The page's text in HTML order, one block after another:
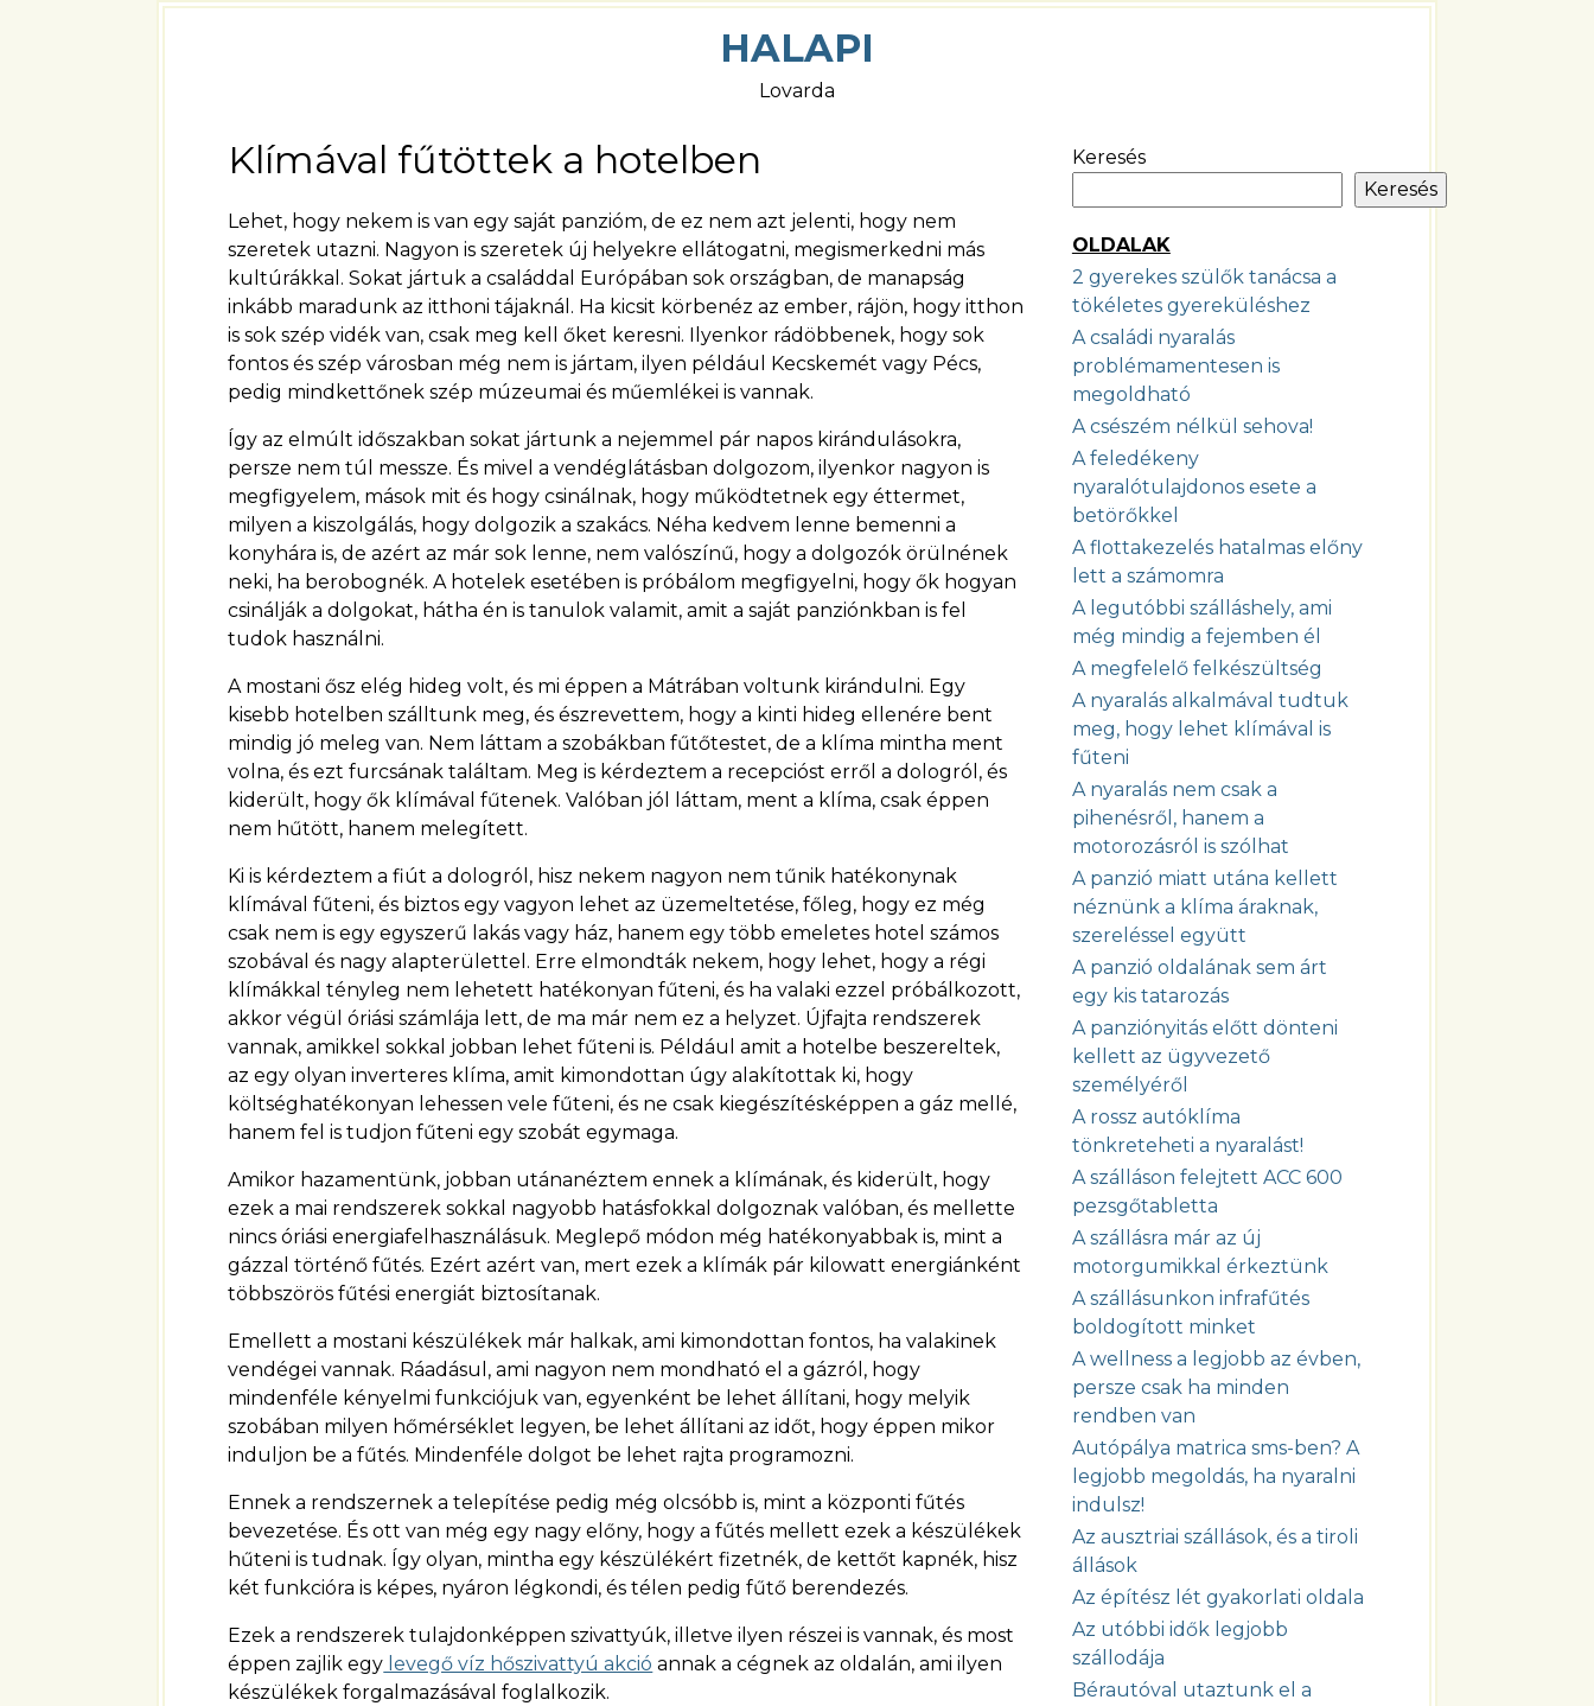
HALAPI
Lovarda
Klímával fűtöttek a hotelben
Lehet, hogy nekem is van egy saját panzióm, de ez nem azt jelenti, hogy nem
szeretek utazni. Nagyon is szeretek új helyekre ellátogatni, megismerkedni más
kultúrákkal. Sokat jártuk a családdal Európában sok országban, de manapság
inkább maradunk az itthoni tájaknál. Ha kicsit körbenéz az ember, rájön, hogy itthon
is sok szép vidék van, csak meg kell őket keresni. Ilyenkor rádöbbenek, hogy sok
fontos és szép városban még nem is jártam, ilyen például Kecskemét vagy Pécs,
pedig mindkettőnek szép múzeumai és műemlékei is vannak.
Így az elmúlt időszakban sokat jártunk a nejemmel pár napos kirándulásokra,
persze nem túl messze. És mivel a vendéglátásban dolgozom, ilyenkor nagyon is
megfigyelem, mások mit és hogy csinálnak, hogy működtetnek egy éttermet,
milyen a kiszolgálás, hogy dolgozik a szakács. Néha kedvem lenne bemenni a
konyhára is, de azért az már sok lenne, nem valószínű, hogy a dolgozók örülnének
neki, ha berobognék. A hotelek esetében is próbálom megfigyelni, hogy ők hogyan
csinálják a dolgokat, hátha én is tanulok valamit, amit a saját panziónkban is fel
tudok használni.
A mostani ősz elég hideg volt, és mi éppen a Mátrában voltunk kirándulni. Egy
kisebb hotelben szálltunk meg, és észrevettem, hogy a kinti hideg ellenére bent
mindig jó meleg van. Nem láttam a szobákban fűtőtestet, de a klíma mintha ment
volna, és ezt furcsának találtam. Meg is kérdeztem a recepcióst erről a dologról, és
kiderült, hogy ők klímával fűtenek. Valóban jól láttam, ment a klíma, csak éppen
nem hűtött, hanem melegített.
Ki is kérdeztem a fiút a dologról, hisz nekem nagyon nem tűnik hatékonynak
klímával fűteni, és biztos egy vagyon lehet az üzemeltetése, főleg, hogy ez még
csak nem is egy egyszerű lakás vagy ház, hanem egy több emeletes hotel számos
szobával és nagy alapterülettel. Erre elmondták nekem, hogy lehet, hogy a régi
klímákkal tényleg nem lehetett hatékonyan fűteni, és ha valaki ezzel próbálkozott,
akkor végül óriási számlája lett, de ma már nem ez a helyzet. Újfajta rendszerek
vannak, amikkel sokkal jobban lehet fűteni is. Például amit a hotelbe beszereltek,
az egy olyan inverteres klíma, amit kimondottan úgy alakítottak ki, hogy
költséghatékonyan lehessen vele fűteni, és ne csak kiegészítésképpen a gáz mellé,
hanem fel is tudjon fűteni egy szobát egymaga.
Amikor hazamentünk, jobban utánanéztem ennek a klímának, és kiderült, hogy
ezek a mai rendszerek sokkal nagyobb hatásfokkal dolgoznak valóban, és mellette
nincs óriási energiafelhasználásuk. Meglepő módon még hatékonyabbak is, mint a
gázzal történő fűtés. Ezért azért van, mert ezek a klímák pár kilowatt energiánként
többszörös fűtési energiát biztosítanak.
Emellett a mostani készülékek már halkak, ami kimondottan fontos, ha valakinek
vendégei vannak. Ráadásul, ami nagyon nem mondható el a gázról, hogy
mindenféle kényelmi funkciójuk van, egyenként be lehet állítani, hogy melyik
szobában milyen hőmérséklet legyen, be lehet állítani az időt, hogy éppen mikor
induljon be a fűtés. Mindenféle dolgot be lehet rajta programozni.
Ennek a rendszernek a telepítése pedig még olcsóbb is, mint a központi fűtés
bevezetése. És ott van még egy nagy előny, hogy a fűtés mellett ezek a készülékek
hűteni is tudnak. Így olyan, mintha egy készülékért fizetnék, de kettőt kapnék, hisz
két funkcióra is képes, nyáron légkondi, és télen pedig fűtő berendezés.
Ezek a rendszerek tulajdonképpen szivattyúk, illetve ilyen részei is vannak, és most
éppen zajlik egy levegő víz hőszivattyú akció annak a cégnek az oldalán, ami ilyen
készülékek forgalmazásával foglalkozik.
Keresés
Keresés
OLDALAK
2 gyerekes szülők tanácsa a
tökéletes gyereküléshez
A családi nyaralás
problémamentesen is
megoldható
A csészém nélkül sehova!
A feledékeny
nyaralótulajdonos esete a
betörőkkel
A flottakezelés hatalmas előny
lett a számomra
A legutóbbi szálláshely, ami
még mindig a fejemben él
A megfelelő felkészültség
A nyaralás alkalmával tudtuk
meg, hogy lehet klímával is
fűteni
A nyaralás nem csak a
pihenésről, hanem a
motorozásról is szólhat
A panzió miatt utána kellett
néznünk a klíma áraknak,
szereléssel együtt
A panzió oldalának sem árt
egy kis tatarozás
A panziónyitás előtt dönteni
kellett az ügyvezető
személyéről
A rossz autóklíma
tönkreteheti a nyaralást!
A szálláson felejtett ACC 600
pezsgőtabletta
A szállásra már az új
motorgumikkal érkeztünk
A szállásunkon infrafűtés
boldogított minket
A wellness a legjobb az évben,
persze csak ha minden
rendben van
Autópálya matrica sms-ben? A
legjobb megoldás, ha nyaralni
indulsz!
Az ausztriai szállások, és a tiroli
állások
Az építész lét gyakorlati oldala
Az utóbbi idők legjobb
szállodája
Bérautóval utaztunk el a